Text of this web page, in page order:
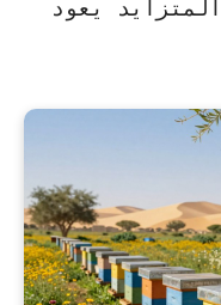
يعود